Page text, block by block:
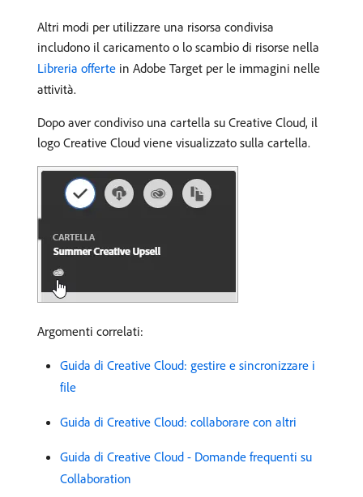
Altri modi per utilizzare una risorsa condivisa
includono il caricamento o lo scambio di risorse nella
Libreria offerte in Adobe Target per le immagini nelle
attività.
Dopo aver condiviso una cartella su Creative Cloud, il
logo Creative Cloud viene visualizzato sulla cartella.
Argomenti correlati:
Guida di Creative Cloud: gestire e sincronizzare i
file
Guida di Creative Cloud: collaborare con altri
Guida di Creative Cloud - Domande frequenti su
Collaboration